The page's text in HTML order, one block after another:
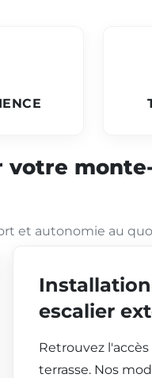
et autonomie au
escalier
Retrouvez
terrasse. Nos